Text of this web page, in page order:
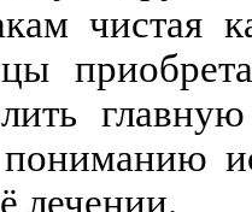
чистая
лечении.